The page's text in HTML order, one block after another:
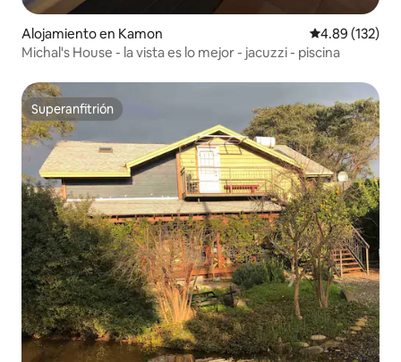
Alojamiento en Kamon Calificación
4.89 (132)
Michal's House - la vista es lo mejor - jacuzzi - piscina
Superanfitrión
Superanfitrión